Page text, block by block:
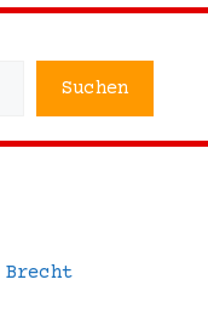
Suchen